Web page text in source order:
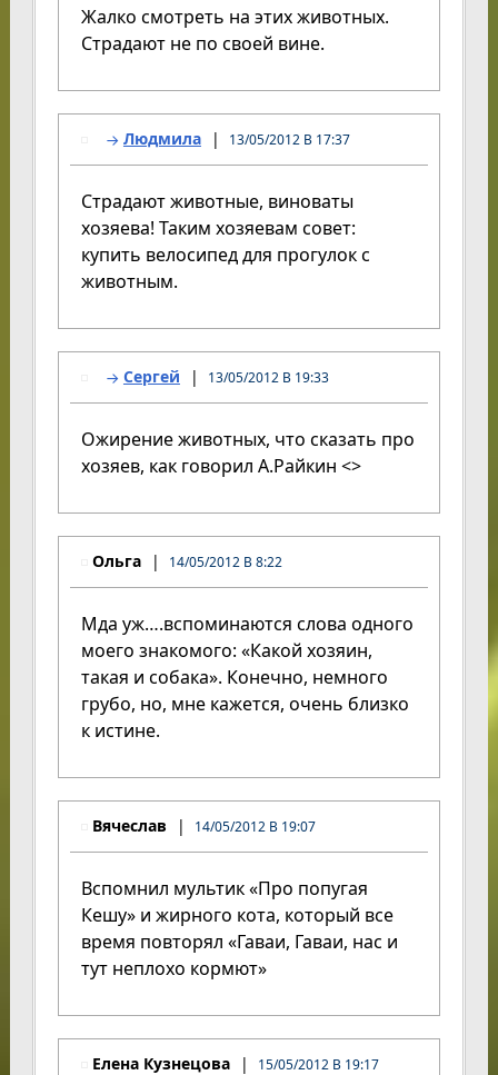
Жалко смотреть на этих животных.
Страдают не по своей вине.
Людмила 13/05/2012 В 17:37
Страдают животные, виноваты
хозяева! Таким хозяевам совет:
купить велосипед для прогулок с
животным.
Сергей 13/05/2012 В 19:33
Ожирение животных, что сказать про
хозяев, как говорил А.Райкин <>
Ольга 14/05/2012 В 8:22
Мда уж….вспоминаются слова одного
моего знакомого: «Какой хозяин,
такая и собака». Конечно, немного
грубо, но, мне кажется, очень близко
к истине.
Вячеслав 14/05/2012 В 19:07
Вспомнил мультик «Про попугая
Кешу» и жирного кота, который все
время повторял «Гаваи, Гаваи, нас и
тут неплохо кормют»
Елена Кузнецова 15/05/2012 В 19:17